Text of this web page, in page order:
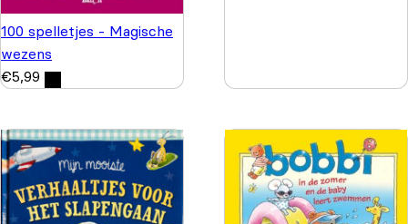
100 spelletjes - Magische
wezens
€5,99